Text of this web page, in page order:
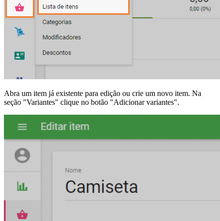
Abra um item já existente para edição ou crie um novo item. Na
seção "Variantes" clique no botão "Adicionar variantes".